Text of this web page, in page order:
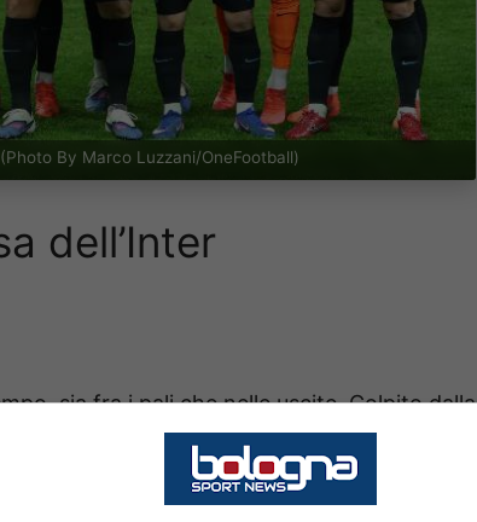
By Marco Luzzani/OneFootball)
dell’Inter
sia fra i pali che nelle uscite. Colpito dalla
il pallone finisce in porta. Non lo riteniamo